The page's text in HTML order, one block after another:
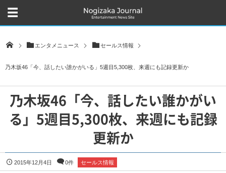
エンタメニュース セールス情報
乃木坂46「今、話したい誰かがいる」5週目5,300枚、来週にも記録更新か
乃木坂46「今、話したい誰かがい
る」5週目5,300枚、来週にも記録
更新か
2015年12月4日 0件 セールス情報